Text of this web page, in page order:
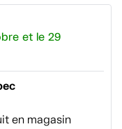
et le 29
en magasin